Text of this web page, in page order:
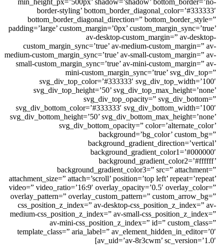
border-styling’
bottom_border_diagonal_direction=”
padding=’large’ custom_margin=’0px’
av-desktop-custom_margin=” av-
custom_margin_sync=’true’ av-medium-
medium-custom_margin_sync=’true’ av-small-
small-custom_margin_sync=’true’ av-mini-
mini-custom_margin_sync=’true’
svg_div_top_color=’#333333′
svg_div_top_height=’50’
svg_div_top_opacity=”
svg_div_bottom_color=’#333333′
svg_div_bottom_height=’50’
svg_div_bottom_opacity=”
background=’bg_color’
background_gradient_color3=” src=”
attachment_size=” attach=’scroll’ position=’top left’
video=” video_ratio=’16:9′ overlay_opacity=’0.5′
overlay_pattern=” overlay_custom_pattern=”
css_position_z_index=” av-desktop-
medium-css_position_z_index=” av-small-
av-mini-css_position_z_index=” id=”
template_class=” aria_label=”
av_uid=’av-8r3cwm’